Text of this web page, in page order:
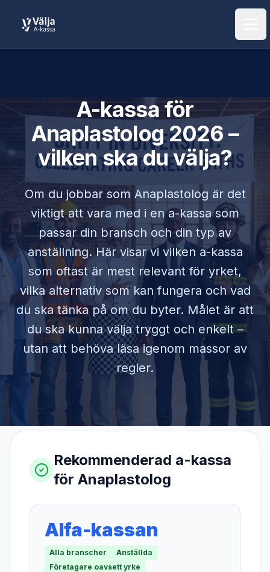
A-kassa för
Anaplastolog2026 –
vilken ska du välja?
Om du jobbar som Anaplastolog är det
viktigt att vara med i en a-kassa som
passar din bransch och din typ av
anställning. Här visar vi vilken a-kassa
som oftast är mest relevant för yrket,
vilka alternativ som kan fungera och vad
du ska tänka på om du byter. Målet är att
du ska kunna välja tryggt och enkelt –
utan att behöva läsa igenom massor av
regler.
Rekommenderad a-kassa
för Anaplastolog
Alfa-kassan
Alla branscher
Anställda
Företagare oavsett yrke